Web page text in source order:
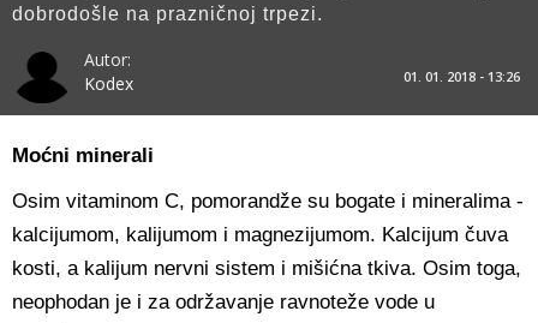
dobrodošle na prazničnoj trpezi.
Autor:
Kodex
01. 01. 2018 - 13:26
Moćni minerali
Osim vitaminom C, pomorandže su bogate i mineralima -
kalcijumom, kalijumom i magnezijumom. Kalcijum čuva
kosti, a kalijum nervni sistem i mišićna tkiva. Osim toga,
neophodan je i za održavanje ravnoteže vode u